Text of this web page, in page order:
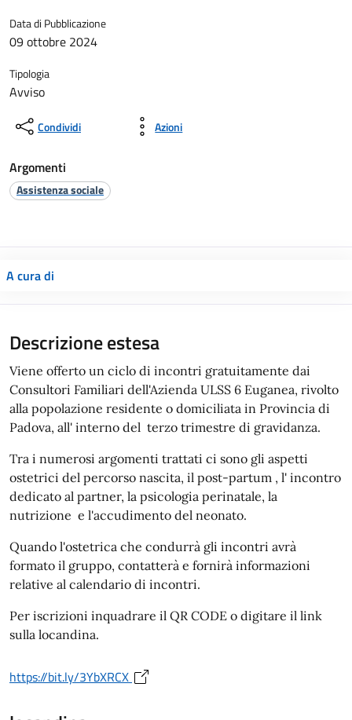
Data di Pubblicazione
09 ottobre 2024
Tipologia
Avviso
Condividi Azioni
Argomenti
Assistenza sociale
A cura di
Descrizione estesa
Viene offerto un ciclo di incontri gratuitamente dai
Consultori Familiari dell'Azienda ULSS 6 Euganea, rivolto
alla popolazione residente o domiciliata in Provincia di
Padova, all' interno del terzo trimestre di gravidanza.
Tra i numerosi argomenti trattati ci sono gli aspetti
ostetrici del percorso nascita, il post-partum , l' incontro
dedicato al partner, la psicologia perinatale, la
nutrizione e l'accudimento del neonato.
Quando l'ostetrica che condurrà gli incontri avrà
formato il gruppo, contatterà e fornirà informazioni
relative al calendario di incontri.
Per iscrizioni inquadrare il QR CODE o digitare il link
sulla locandina.
https://bit.ly/3YbXRCX